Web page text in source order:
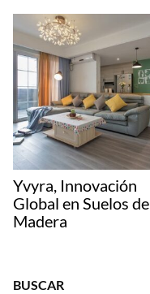
Yvyra, Innovación
Global en Suelos de
Madera
BUSCAR